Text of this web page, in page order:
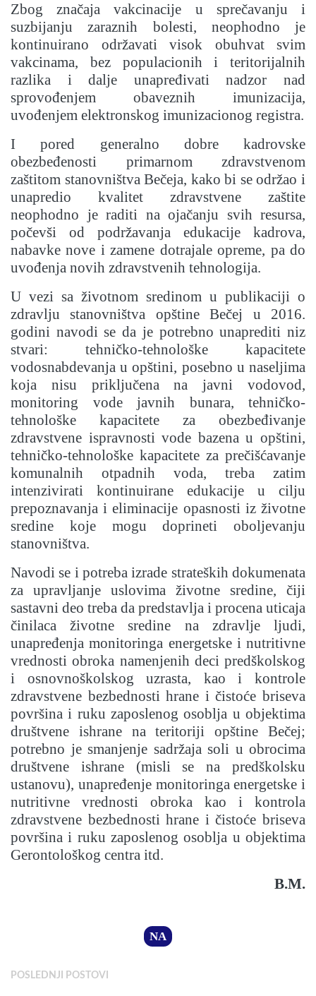
Zbog značaja vakcinacije u sprečavanju i
suzbijanju zaraznih bolesti, neophodno je
kontinuirano održavati visok obuhvat svim
vakcinama, bez populacionih i teritorijalnih
razlika i dalje unapređivati nadzor nad
sprovođenjem obaveznih imunizacija,
uvođenjem elektronskog imunizacionog registra.
I pored generalno dobre kadrovske
obezbeđenosti primarnom zdravstvenom
zaštitom stanovništva Bečeja, kako bi se održao i
unapredio kvalitet zdravstvene zaštite
neophodno je raditi na ojačanju svih resursa,
počevši od podržavanja edukacije kadrova,
nabavke nove i zamene dotrajale opreme, pa do
uvođenja novih zdravstvenih tehnologija.
U vezi sa životnom sredinom u publikaciji o
zdravlju stanovništva opštine Bečej u 2016.
godini navodi se da je potrebno unaprediti niz
stvari: tehničko-tehnološke kapacitete
vodosnabdevanja u opštini, posebno u naseljima
koja nisu priključena na javni vodovod,
monitoring vode javnih bunara, tehničko-
tehnološke kapacitete za obezbeđivanje
zdravstvene ispravnosti vode bazena u opštini,
tehničko-tehnološke kapacitete za prečišćavanje
komunalnih otpadnih voda, treba zatim
intenzivirati kontinuirane edukacije u cilju
prepoznavanja i eliminacije opasnosti iz životne
sredine koje mogu doprineti oboljevanju
stanovništva.
Navodi se i potreba izrade strateških dokumenata
za upravljanje uslovima životne sredine, čiji
sastavni deo treba da predstavlja i procena uticaja
činilaca životne sredine na zdravlje ljudi,
unapređenja monitoringa energetske i nutritivne
vrednosti obroka namenjenih deci predškolskog
i osnovnoškolskog uzrasta, kao i kontrole
zdravstvene bezbednosti hrane i čistoće briseva
površina i ruku zaposlenog osoblja u objektima
društvene ishrane na teritoriji opštine Bečej;
potrebno je smanjenje sadržaja soli u obrocima
društvene ishrane (misli se na predškolsku
ustanovu), unapređenje monitoringa energetske i
nutritivne vrednosti obroka kao i kontrola
zdravstvene bezbednosti hrane i čistoće briseva
površina i ruku zaposlenog osoblja u objektima
Gerontološkog centra itd.
B.M.
NA
POSLEDNJI POSTOVI